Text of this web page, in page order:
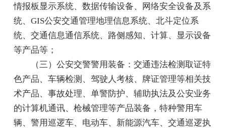
情报板显示系统、数据传输设备、网络安全设备及系
统、GIS公安交通管理地理信息系统、北斗定位系
统、交通信息通信系统、路侧感知、计算、显示设备
等产品等；
（三）公安交警警用装备：交通违法检测取证特
色产品、车辆检测、驾驶人考核、牌证管理等相关技
术产品、事故处理、单警防护、辅助执法及公安业务
的计算机通讯、枪械管理等产品装备，特种警用车
辆、警用巡逻车、电动车、新能源汽车、交通巡逻执